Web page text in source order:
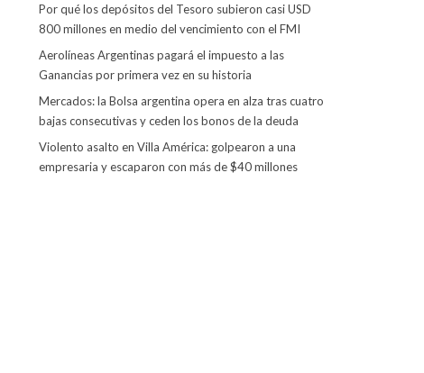
Por qué los depósitos del Tesoro subieron casi USD
800 millones en medio del vencimiento con el FMI
Aerolíneas Argentinas pagará el impuesto a las
Ganancias por primera vez en su historia
Mercados: la Bolsa argentina opera en alza tras cuatro
bajas consecutivas y ceden los bonos de la deuda
Violento asalto en Villa América: golpearon a una
empresaria y escaparon con más de $40 millones